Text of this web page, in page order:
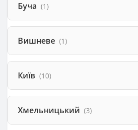
Буча (1)
Вишневе (1)
Київ (10)
Хмельницький (3)